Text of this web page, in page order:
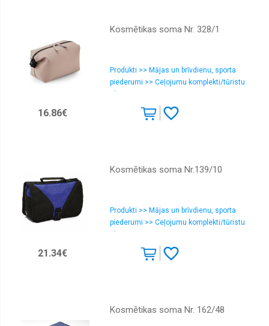
Kosmētikas soma Nr. 328/1
Produkti >> Mājas un brīvdienu, sporta
piederumi >> Ceļojumu komplekti/tūristu
16.86€
Kosmētikas soma Nr.139/10
Produkti >> Mājas un brīvdienu, sporta
piederumi >> Ceļojumu komplekti/tūristu
21.34€
Kosmētikas soma Nr. 162/48